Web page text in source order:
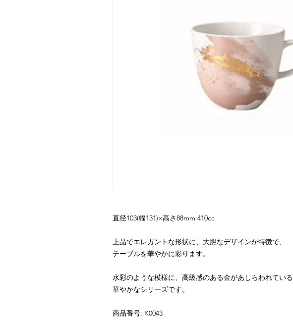
直径103(幅131)×高さ88mm 410cc
上品でエレガントな形状に、大胆なデザインが特徴で、
テーブルを華やかに彩ります。
水彩のような模様に、高級感のある金があしらわれている
華やかなシリーズです。
商品番号: K0043